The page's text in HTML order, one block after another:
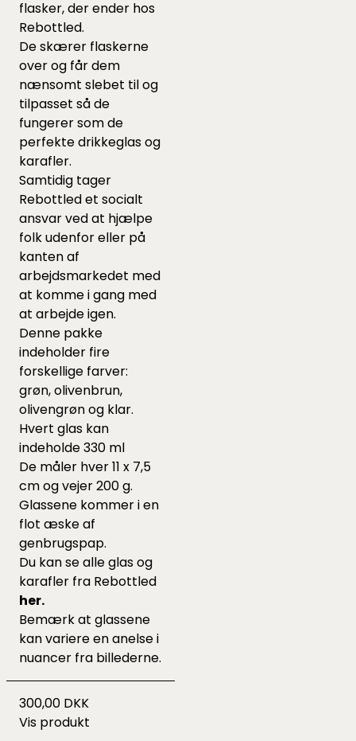
flasker, der ender hos
Rebottled.
De skærer flaskerne
over og får dem
nænsomt slebet til og
tilpasset så de
fungerer som de
perfekte drikkeglas og
karafler.
Samtidig tager
Rebottled et socialt
ansvar ved at hjælpe
folk udenfor eller på
kanten af
arbejdsmarkedet med
at komme i gang med
at arbejde igen.
Denne pakke
indeholder fire
forskellige farver:
grøn, olivenbrun,
olivengrøn og klar.
Hvert glas kan
indeholde 330 ml
De måler hver 11 x 7,5
cm og vejer 200 g.
Glassene kommer i en
flot æske af
genbrugspap.
Du kan se alle glas og
karafler fra Rebottled
her.
Bemærk at glassene
kan variere en anelse i
nuancer fra billederne.
300,00 DKK
Vis produkt